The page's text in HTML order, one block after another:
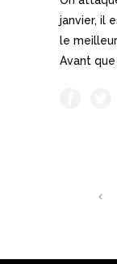
janvier, il
le
Avant